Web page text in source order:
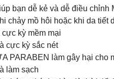
bạn dễ kẻ và dễ điều chỉnh
chảy mồ hôi hoặc khi da tiết
kỳ mềm mại
cực kỳ sắc nét
PARABEN làm gây hại cho
làm sạch